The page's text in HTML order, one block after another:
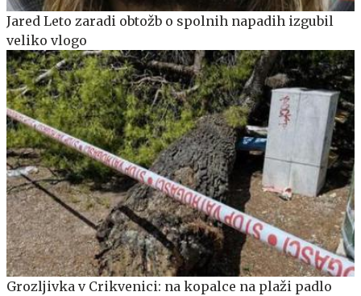
Jared Leto zaradi obtožb o spolnih napadih izgubil
veliko vlogo
Grozljivka v Crikvenici: na kopalce na plaži padlo